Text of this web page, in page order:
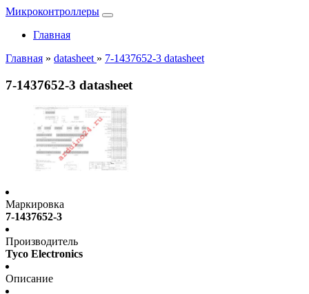
Микроконтроллеры
Главная
Главная » datasheet » 7-1437652-3 datasheet
7-1437652-3 datasheet
Маркировка
7-1437652-3
Производитель
Tyco Electronics
Описание